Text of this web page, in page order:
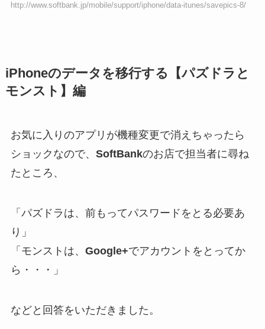
http://www.softbank.jp/mobile/support/iphone/data-itunes/savepics-8/
iPhoneのデータを移行する【パズドラと
モンスト】編
お気に入りのアプリが機種変更で消えちゃったら
ショックなので、 SoftBankのお店で担当者に尋ね
たところ、
「パズドラは、前もってパスワードをとる必要あ
り」
「モンストは、 Google+でアカウントをとってか
ら・・・」
などと回答をいただきました。